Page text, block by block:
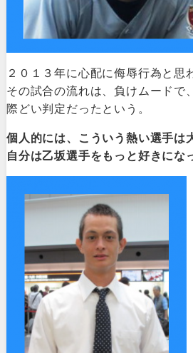
２０１３年に心配に侮辱行為と
その試合の流れは、負けムードで
際どい判定だったという。
個人的には、こういう熱い選手は
自分は乙坂選手をもっと好きにな